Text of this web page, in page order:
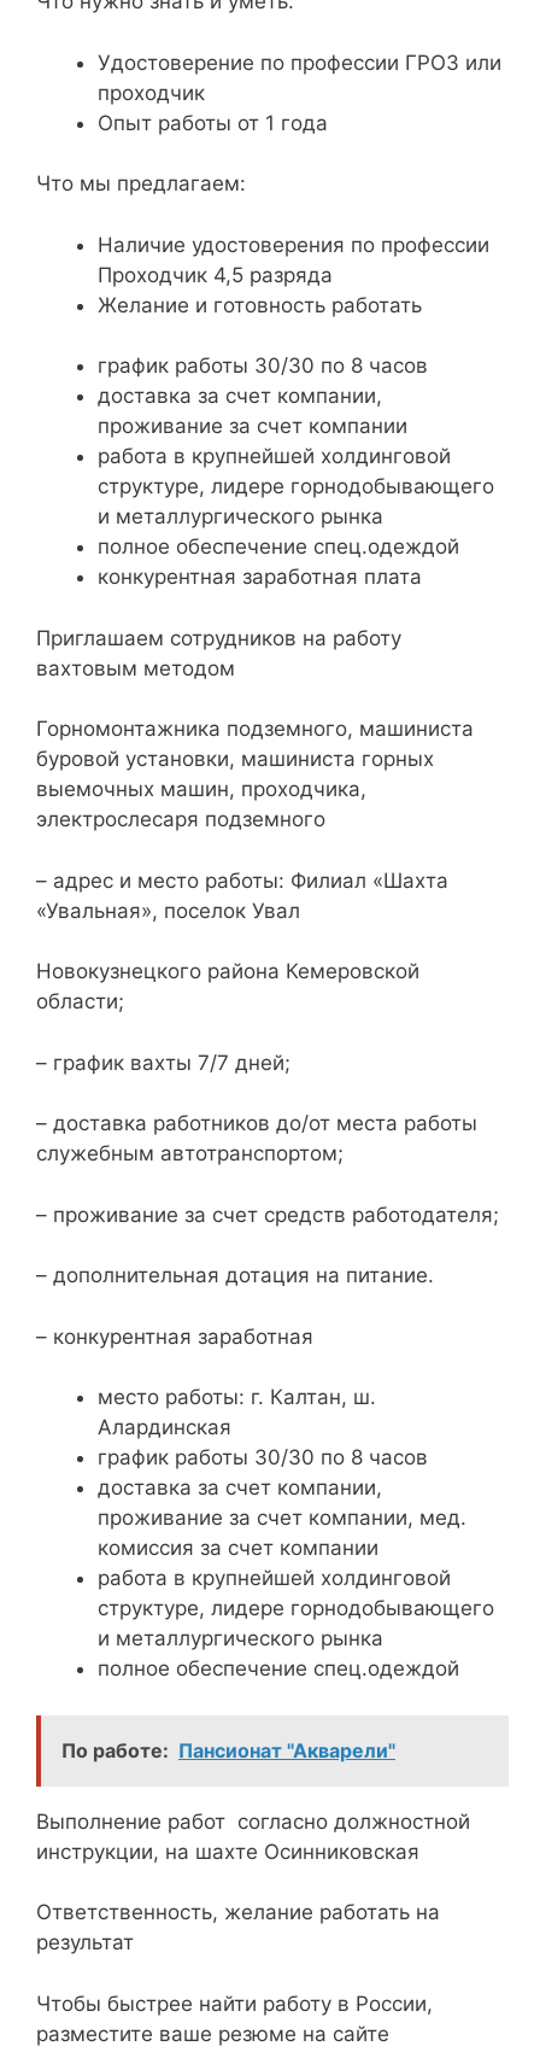
Удостоверение по профессии ГРОЗ или
проходчик​
​Опыт работы от 1 года​
Что мы предлагаем:
Наличие удостоверения по профессии
Проходчик 4,5 разряда
Желание и готовность работать
график работы 30/30 по 8 часов
доставка за счет компании,
проживание за счет компании
работа в крупнейшей холдинговой
структуре, лидере горнодобывающего
и металлургического рынка
полное обеспечение спец.одеждой
конкурентная заработная плата
Приглашаем сотрудников на работу
вахтовым методом
Горномонтажника подземного, машиниста
буровой установки, машиниста горных
выемочных машин, проходчика,
электрослесаря подземного
– адрес и место работы: Филиал «Шахта
«Увальная», поселок Увал
Новокузнецкого района Кемеровской
области;
– график вахты 7/7 дней;
– доставка работников до/от места работы
служебным автотранспортом;
– проживание за счет средств работодателя;
– дополнительная дотация на питание.
– конкурентная заработная
место работы: г. Калтан, ш.
Алардинская
график работы 30/30 по 8 часов
доставка за счет компании,
проживание за счет компании, мед.
комиссия за счет компании
работа в крупнейшей холдинговой
структуре, лидере горнодобывающего
и металлургического рынка
полное обеспечение спец.одеждой
По работе: Пансионат "Акварели"
Выполнение работ согласно должностной
инструкции, на шахте Осинниковская
Ответственность, желание работать на
результат
Чтобы быстрее найти работу в России,
разместите ваше резюме на сайте